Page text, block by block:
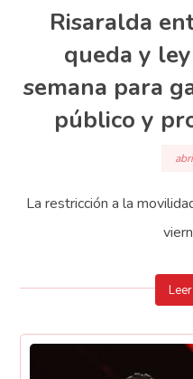
Risaralda
queda y
semana para
público y
La restricción a la